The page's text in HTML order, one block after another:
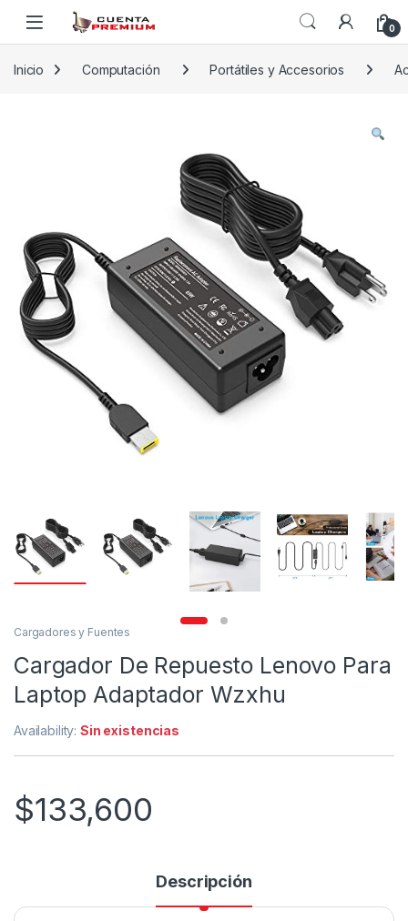
Skip to navigation
Skip to content
0
Inicio Computación Portátiles y Accesorios
Cargadores y Fuentes
Cargador De Repuesto Lenovo Para
Laptop Adaptador Wzxhu
Availability:Sin existencias
$133,600
Descripción